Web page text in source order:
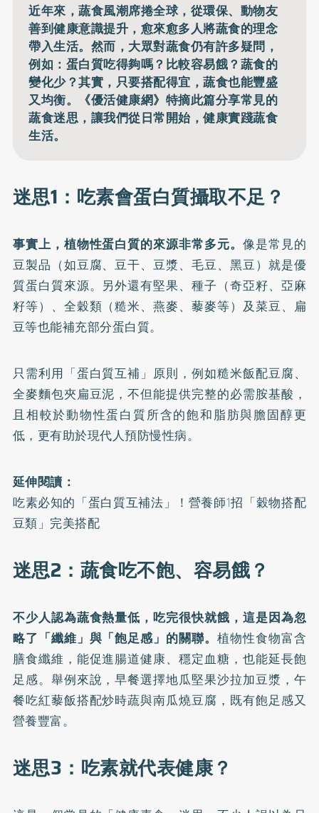
近年來，蔬食風潮席捲全球，從環保、動物友
善到健康意識提升，愈來愈多人將蔬食的理念
帶入生活。然而，大眾對蔬食仍有許多疑問，
例如：蛋白質吃得夠嗎？比較容易餓？蔬食的
變化少？其實，只要搭配得宜，蔬食也能豐盛
又均衡。《優活健康網》特摘此篇分享常見的
蔬食迷思，讓我們從日常開始，健康實踐蔬食
生活。
迷思1：吃素會蛋白質攝取不足？
事實上，植物性蛋白質的來源非常多元。 像是常見的
豆製品（如豆腐、豆干、豆漿、毛豆、黑豆）就是優
質蛋白質來源。另外還有堅果、種子（奇亞籽、亞麻
籽等）、全穀類（糙米、燕麥、藜麥等）及菜豆、扁
豆等也能補充部分蛋白質。
只需利用「蛋白質互補」原則，例如糙米飯配豆腐、
全麥麵包夾扁豆泥，不但能提供完整的必需胺基酸，
且相較於動物性蛋白質所含的飽和脂肪與膽固醇更
低，更有助於現代人預防慢性病。
延伸閱讀：
吃素必知的「蛋白質互補法」！營養師1招「穀物搭配
豆類」完美搭配
迷思2：蔬食吃不飽、容易餓？
不少人認為蔬食熱量低，吃完很快就餓，這是因為忽
略了「纖維」與「飽足感」的關聯。 植物性食物富含
膳食纖維，能促進腸道健康、穩定血糖，也能延長飽
足感。舉例來說，早餐選擇地瓜堅果沙拉加豆漿，午
餐吃紅藜飯搭配炒時蔬與南瓜燒豆腐，既有飽足感又
營養豐富。
迷思3：吃素就代表健康？